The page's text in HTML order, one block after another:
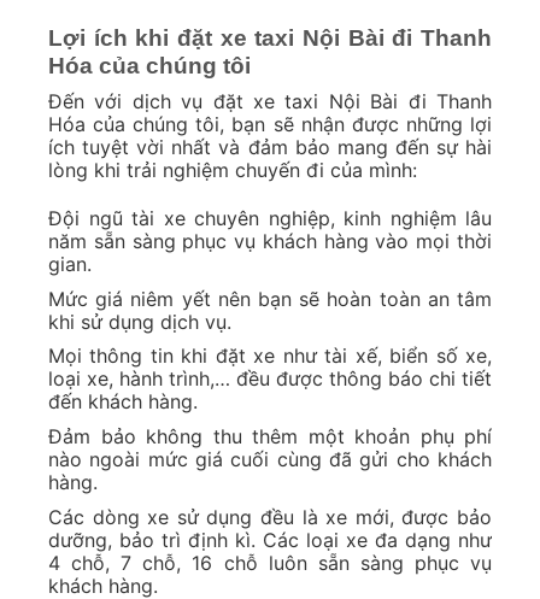
Lợi ích khi đặt xe taxi Nội Bài đi Thanh
Hóa của chúng tôi
Đến với dịch vụ đặt xe taxi Nội Bài đi Thanh
Hóa của chúng tôi, bạn sẽ nhận được những lợi
ích tuyệt vời nhất và đảm bảo mang đến sự hài
lòng khi trải nghiệm chuyến đi của mình:
Đội ngũ tài xe chuyên nghiệp, kinh nghiệm lâu
năm sẵn sàng phục vụ khách hàng vào mọi thời
gian.
Mức giá niêm yết nên bạn sẽ hoàn toàn an tâm
khi sử dụng dịch vụ.
Mọi thông tin khi đặt xe như tài xế, biển số xe,
loại xe, hành trình,… đều được thông báo chi tiết
đến khách hàng.
Đảm bảo không thu thêm một khoản phụ phí
nào ngoài mức giá cuối cùng đã gửi cho khách
hàng.
Các dòng xe sử dụng đều là xe mới, được bảo
dưỡng, bảo trì định kì. Các loại xe đa dạng như
4 chỗ, 7 chỗ, 16 chỗ luôn sẵn sàng phục vụ
khách hàng.